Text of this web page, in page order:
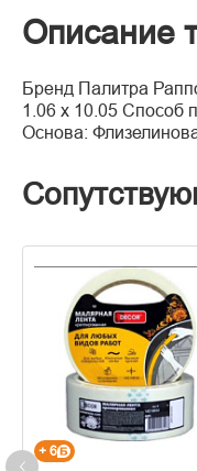
Описание
Бренд Палитра
1.06 х 10.05 Способ
Основа:
+ 6